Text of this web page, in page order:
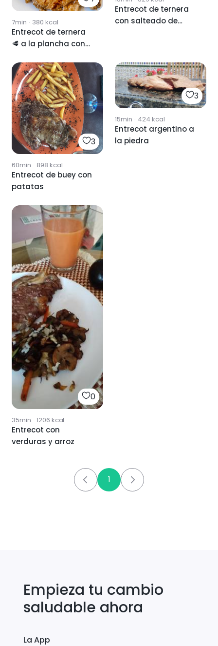
7min · 380 kcal
Entrecot de ternera
🥩 a la plancha con
😋
Entrecot de ternera
con salteado de
3
60min · 898 kcal
Entrecot de buey con
patatas
3
15min · 424 kcal
Entrecot argentino a
la piedra
0
35min · 1206 kcal
Entrecot con
verduras y arroz
1
Empieza tu cambio
saludable ahora
La App